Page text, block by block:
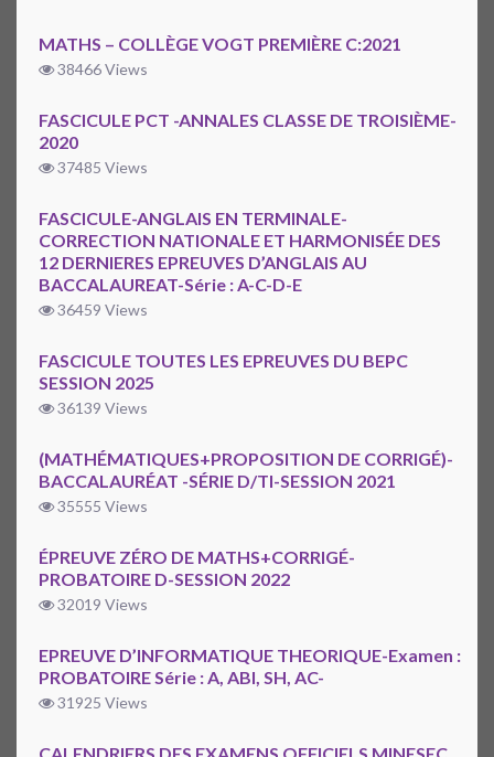
MATHS – COLLÈGE VOGT PREMIÈRE C:2021
38466 Views
FASCICULE PCT -ANNALES CLASSE DE TROISIÈME-
2020
37485 Views
FASCICULE-ANGLAIS EN TERMINALE-
CORRECTION NATIONALE ET HARMONISÉE DES
12 DERNIERES EPREUVES D’ANGLAIS AU
BACCALAUREAT-Série : A-C-D-E
36459 Views
FASCICULE TOUTES LES EPREUVES DU BEPC
SESSION 2025
36139 Views
(MATHÉMATIQUES+PROPOSITION DE CORRIGÉ)-
BACCALAURÉAT -SÉRIE D/TI-SESSION 2021
35555 Views
ÉPREUVE ZÉRO DE MATHS+CORRIGÉ-
PROBATOIRE D-SESSION 2022
32019 Views
EPREUVE D’INFORMATIQUE THEORIQUE-Examen :
PROBATOIRE Série : A, ABI, SH, AC-
31925 Views